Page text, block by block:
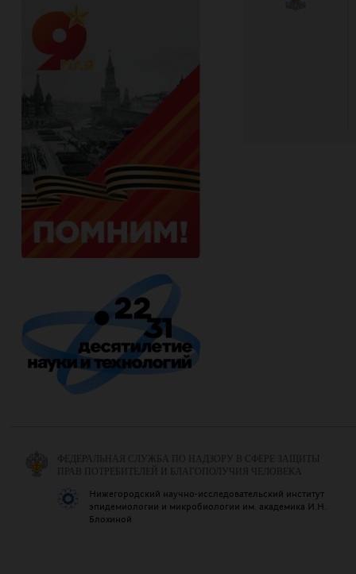
ФЕДЕРАЛЬНАЯ СЛУЖБА ПО НАДЗОРУ В СФЕРЕ ЗАЩИТЫ
ПРАВ ПОТРЕБИТЕЛЕЙ И БЛАГОПОЛУЧИЯ ЧЕЛОВЕКА
Нижегородский научно-исследовательский институт
эпидемиологии и микробиологии им. академика И.Н.
Блохиной